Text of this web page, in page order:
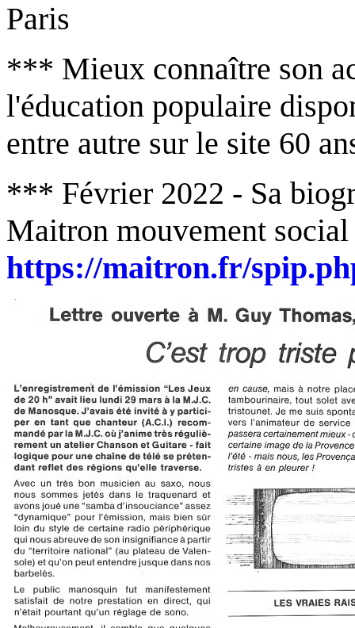
Paris
*** Mieux connaître son
l'éducation populaire
entre autre sur le site 60
*** Février 2022 - Sa
Maitron mouvement
https://maitron.fr/